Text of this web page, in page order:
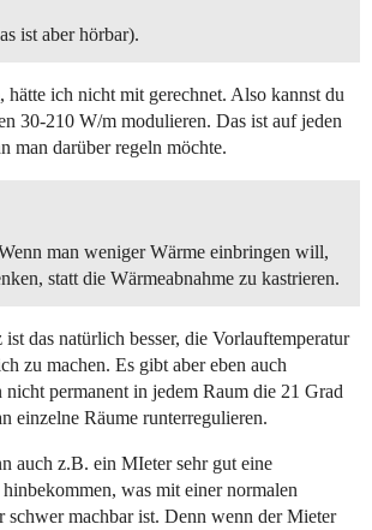
ist aber hörbar).
hätte ich nicht mit gerechnet. Also kannst du
30-210 W/m modulieren. Das ist auf jeden
man darüber regeln möchte.
man weniger Wärme einbringen will,
statt die Wärmeabnahme zu kastrieren.
das natürlich besser, die Vorlauftemperatur
zu machen. Es gibt aber eben auch
permanent in jedem Raum die 21 Grad
einzelne Räume runterregulieren.
auch z.B. ein MIeter sehr gut eine
was mit einer normalen
schwer machbar ist. Denn wenn der Mieter